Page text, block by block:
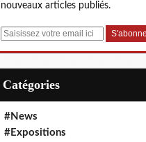
nouveaux articles publiés.
E
Catégories
#News
#Expositions